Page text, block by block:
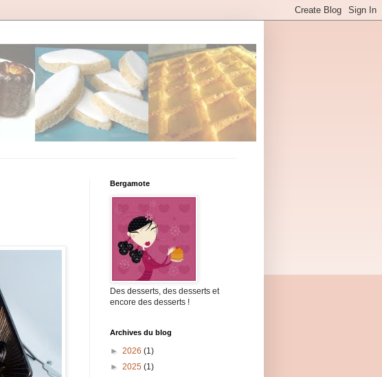
Bergamote
Des desserts, des desserts et
encore des desserts !
Archives du blog
► 2026 (1)
► 2025 (1)